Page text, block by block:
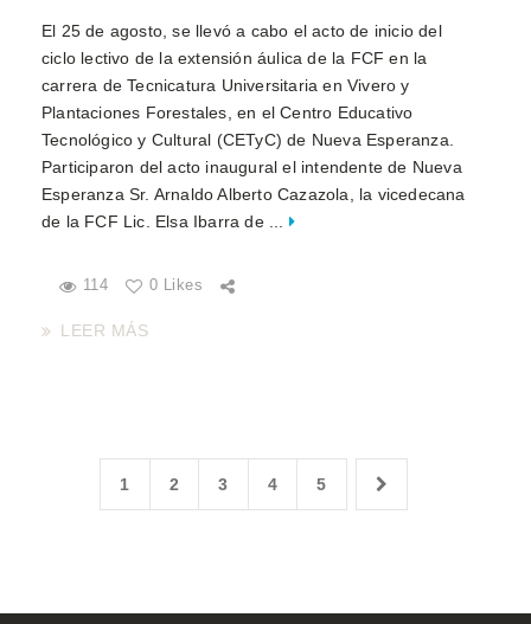
El 25 de agosto, se llevó a cabo el acto de inicio del
ciclo lectivo de la extensión áulica de la FCF en la
carrera de Tecnicatura Universitaria en Vivero y
Plantaciones Forestales, en el Centro Educativo
Tecnológico y Cultural (CETyC) de Nueva Esperanza.
Participaron del acto inaugural el intendente de Nueva
Esperanza Sr. Arnaldo Alberto Cazazola, la vicedecana
de la FCF Lic. Elsa Ibarra de ...
114 0 Likes
LEER MÁS
1 2 3 4 5